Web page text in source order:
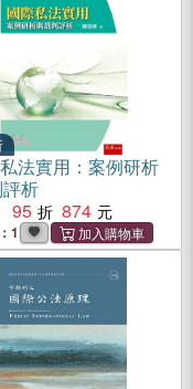
法實用：案例研析
析
95
874
1